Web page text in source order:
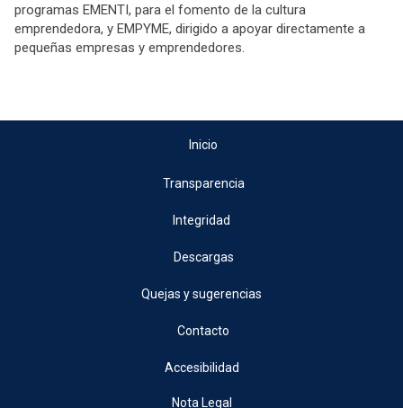
programas EMENTI, para el fomento de la cultura
emprendedora, y EMPYME, dirigido a apoyar directamente a
pequeñas empresas y emprendedores.
Inicio
Transparencia
Integridad
Descargas
Quejas y sugerencias
Contacto
Accesibilidad
Nota Legal